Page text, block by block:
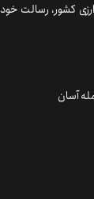
کشور، رسالت خود
آسان